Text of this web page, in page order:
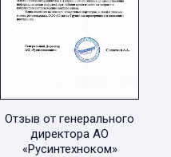
Отзыв от генерального
директора АО
«Русинтехноком»